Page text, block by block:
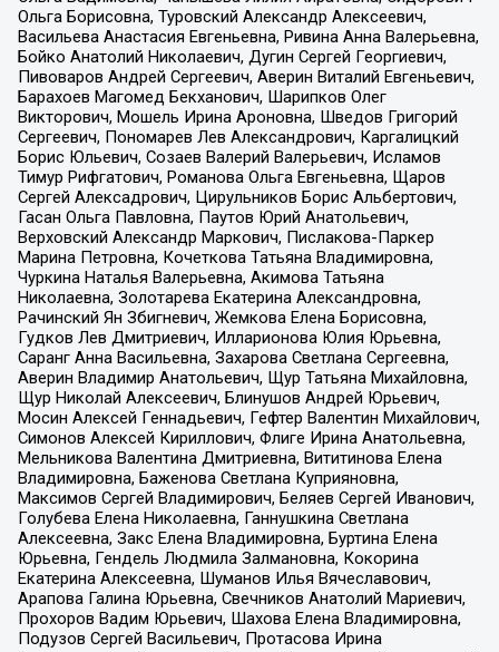
Ольга Борисовна, Туровский Александр Алексеевич,
Васильева Анастасия Евгеньевна, Ривина Анна Валерьевна,
Бойко Анатолий Николаевич, Дугин Сергей Георгиевич,
Пивоваров Андрей Сергеевич, Аверин Виталий Евгеньевич,
Барахоев Магомед Бекханович, Шарипков Олег
Викторович, Мошель Ирина Ароновна, Шведов Григорий
Сергеевич, Пономарев Лев Александрович, Каргалицкий
Борис Юльевич, Созаев Валерий Валерьевич, Исламов
Тимур Рифгатович, Романова Ольга Евгеньевна, Щаров
Сергей Алексадрович, Цирульников Борис Альбертович,
Гасан Ольга Павловна, Паутов Юрий Анатольевич,
Верховский Александр Маркович, Пислакова-Паркер
Марина Петровна, Кочеткова Татьяна Владимировна,
Чуркина Наталья Валерьевна, Акимова Татьяна
Николаевна, Золотарева Екатерина Александровна,
Рачинский Ян Збигневич, Жемкова Елена Борисовна,
Гудков Лев Дмитриевич, Илларионова Юлия Юрьевна,
Саранг Анна Васильевна, Захарова Светлана Сергеевна,
Аверин Владимир Анатольевич, Щур Татьяна Михайловна,
Щур Николай Алексеевич, Блинушов Андрей Юрьевич,
Мосин Алексей Геннадьевич, Гефтер Валентин Михайлович,
Симонов Алексей Кириллович, Флиге Ирина Анатольевна,
Мельникова Валентина Дмитриевна, Вититинова Елена
Владимировна, Баженова Светлана Куприяновна,
Максимов Сергей Владимирович, Беляев Сергей Иванович,
Голубева Елена Николаевна, Ганнушкина Светлана
Алексеевна, Закс Елена Владимировна, Буртина Елена
Юрьевна, Гендель Людмила Залмановна, Кокорина
Екатерина Алексеевна, Шуманов Илья Вячеславович,
Арапова Галина Юрьевна, Свечников Анатолий Мариевич,
Прохоров Вадим Юрьевич, Шахова Елена Владимировна,
Подузов Сергей Васильевич, Протасова Ирина